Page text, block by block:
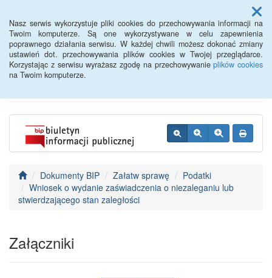
Nasz serwis wykorzystuje pliki cookies do przechowywania informacji na
Twoim komputerze. Są one wykorzystywane w celu zapewnienia
poprawnego działania serwisu. W każdej chwili możesz dokonać zmiany
ustawień dot. przechowywania plików cookies w Twojej przeglądarce.
Korzystając z serwisu wyrażasz zgodę na przechowywanieplików cookies
na Twoim komputerze.
Menu
BIP - Urząd Miejski
Wyśmierzyce
Dokumenty BIP Załatw sprawę
Podatki
Wniosek o wydanie zaświadczenia o niezaleganiu lub
stwierdzającego stan zaległości
Załączniki